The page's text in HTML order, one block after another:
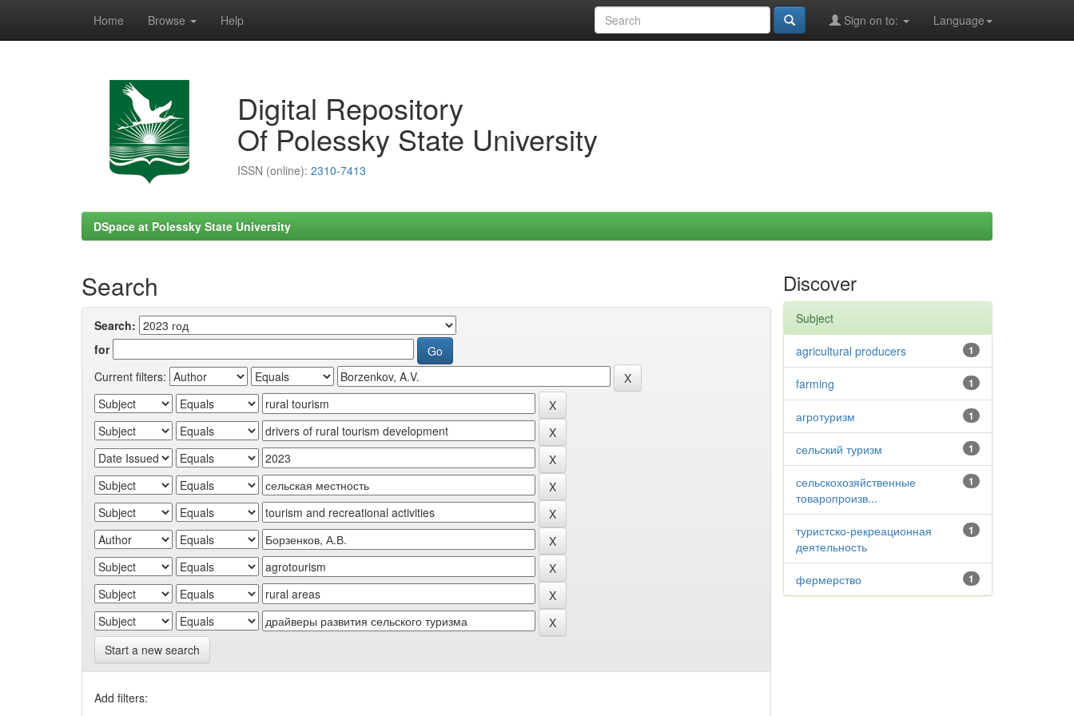
Home Browse Help Language
Sign on to:
Digital Repository
Of Polessky State University
ISSN (online): 2310-7413
DSpace at Polessky State University
Search
Search:
for
Current filters:
Start a new search
Add filters:
Discover
Subject
1
agricultural producers
1
farming
1
агротуризм
1
сельский туризм
1
сельскохозяйственные
товаропроизв...
1
туристско-рекреационная
деятельность
1
фермерство